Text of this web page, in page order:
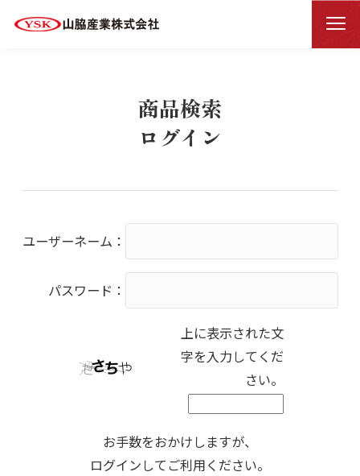
HOME 商品検索ログイン
商品検索
ログイン
ユーザーネーム：
パスワード：
上に表示された文
字を入力してくだ
さい。
お手数をおかけしますが、
ログインしてご利用ください。